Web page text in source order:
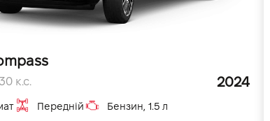
к.с. 2024
Передній Бензин, 1.5 л